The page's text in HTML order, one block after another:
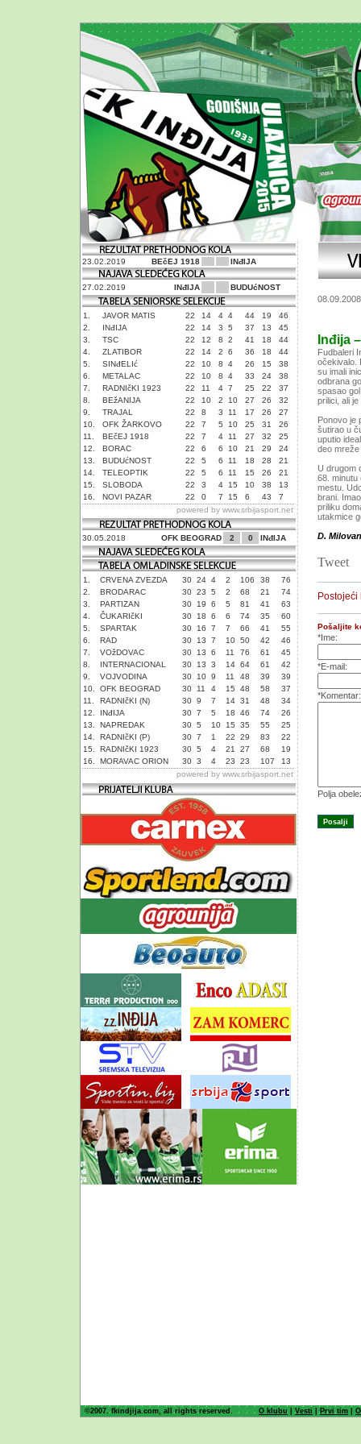
23.02.2019 BEčEJ 1918 INđIJA
27.02.2019 INđIJA BUDUćNOST
1. JAVOR MATIS 22 14 4 4 44 19
46
2.
INđIJA 22 14 3 5 37 13
45
3.
TSC 22 12 8 2 41 18
44
4.
ZLATIBOR 22 14 2 6 36 18
44
5.
SINđELIć 22 10 8 4 26 15
38
6.
METALAC 22 10 8 4 33 24
38
7.
RADNIčKI 1923 22 11 4 7 25 22
37
8.
BEžANIJA 22 10 2 10 27 26
32
9.
TRAJAL 22 8 3 11 17 26
27
10.
OFK ŽARKOVO 22 7 5 10 25 31
26
11.
BEčEJ 1918 22 7 4 11 27 32
25
12.
BORAC 22 6 6 10 21 29
24
13.
BUDUćNOST 22 5 6 11 18 28
21
14.
TELEOPTIK 22 5 6 11 15 26
21
15.
SLOBODA 22 3 4 15 10 38
13
16.
NOVI PAZAR 22 0 7 15 6 43
7
powered by www.srbijasport.net
30.05.2018 OFK BEOGRAD 2 0 INđIJA
1. CRVENA ZVEZDA 30 24 4 2 106 38
76
2.
BRODARAC 30 23 5 2 68 21
74
3.
PARTIZAN 30 19 6 5 81 41
63
4.
ČUKARIčKI 30 18 6 6 74 35
60
5.
SPARTAK 30 16 7 7 66 41
55
6.
RAD 30 13 7 10 50 42
46
7.
VOžDOVAC 30 13 6 11 76 61
45
8.
INTERNACIONAL 30 13 3 14 64 61
42
9.
VOJVODINA 30 10 9 11 48 39
39
10.
OFK BEOGRAD 30 11 4 15 48 58
37
11.
RADNIčKI (N) 30 9 7 14 31 48
34
12.
INđIJA 30 7 5 18 46 74
26
13.
NAPREDAK 30 5 10 15 35 55
25
14.
RADNIčKI (P) 30 7 1 22 29 83
22
15.
RADNIčKI 1923 30 5 4 21 27 68
19
16.
MORAVAC ORION 30 3 4 23 23 107
13
powered by www.srbijasport.net
08.09.2008
Inđija
Fudbaleri
očekivalo.
su imali
odbrana
spasao
prilici, ali
Ponovo je
šutirao u
uputio
deo mreže
U drugom
68.
mestu.
brani.
priliku
utakmice
D.
Tweet
Postojeći
Pošaljite
*Ime:
*E-mail:
*Komentar:
Polja
©2007. fkindjija.com, all rights reserved. O klubu |Vesti | Prvi tim |